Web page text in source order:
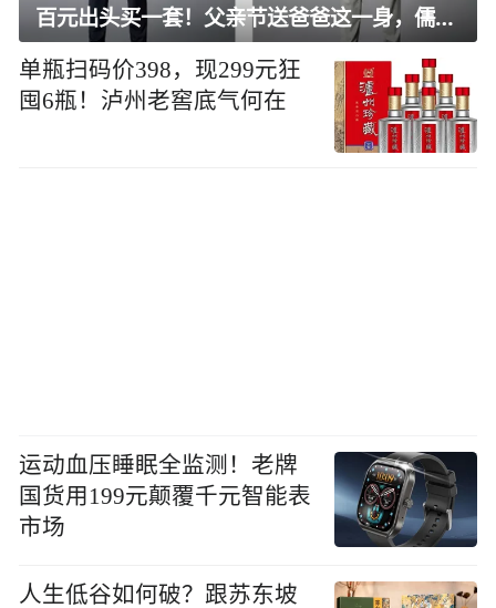
百元出头买一套！父亲节送爸爸这一身，儒雅有型还凉爽
单瓶扫码价398，现299元狂
囤6瓶！泸州老窖底气何在
运动血压睡眠全监测！老牌
国货用199元颠覆千元智能表
市场
人生低谷如何破？跟苏东坡